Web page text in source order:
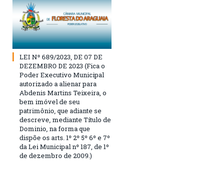
LEI Nº 689/2023, DE 07 DE
DEZEMBRO DE 2023 (Fica o
Poder Executivo Municipal
autorizado a alienar para
Abdenis Martins Teixeira, o
bem imóvel de seu
patrimônio, que adiante se
descreve, mediante Título de
Dominio, na forma que
dispõe os arts. 1º 2º 5º 6º e 7º
da Lei Municipal nº 187, de 1º
de dezembro de 2009.)